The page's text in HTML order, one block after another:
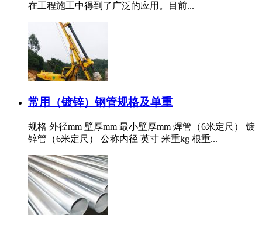
在工程施工中得到了广泛的应用。目前...
常用（镀锌）钢管规格及单重
规格 外径mm 壁厚mm 最小壁厚mm 焊管（6米定尺） 镀
锌管（6米定尺） 公称内径 英寸 米重kg 根重...